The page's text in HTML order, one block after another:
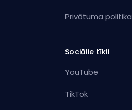
Privātuma politika
Sociālie tīkli
YouTube
TikTok